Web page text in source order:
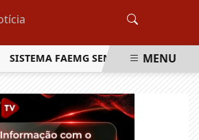
SISTEMA FAEMG SENAR LANÇA O
MENU